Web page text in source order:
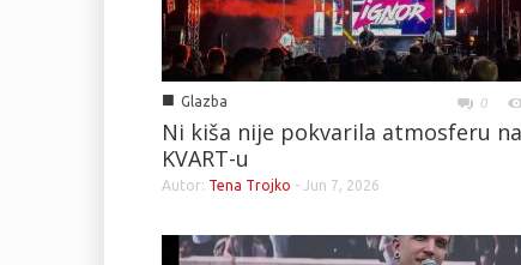
■ Glazba 0
Ni kiša nije pokvarila atmosferu na
KVART-u
Autor: Tena Trojko - Jun 7, 2026